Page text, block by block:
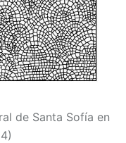
de Santa Sofía en